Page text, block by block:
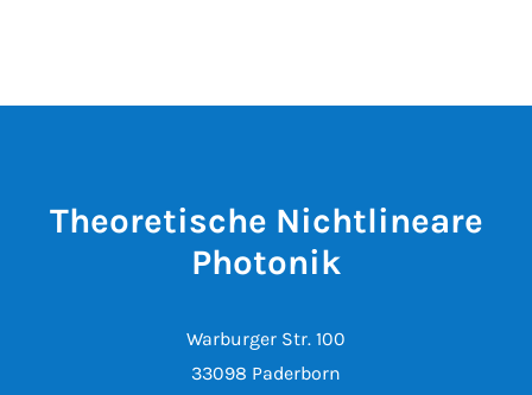
Theoretische Nichtlineare
Photonik
Warburger Str. 100
33098 Paderborn